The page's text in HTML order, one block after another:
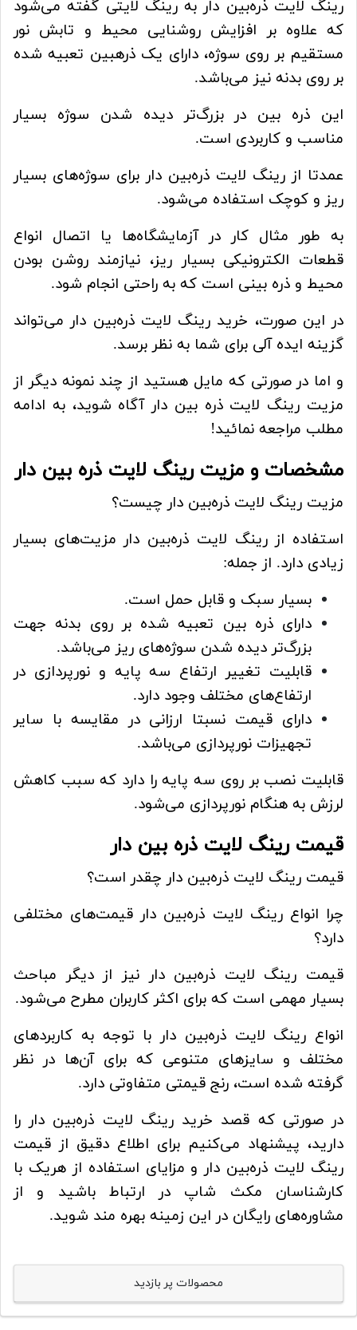
رینگ لایت ذره‌بین دار به رینگ لایتی گفته می‌شود
که علاوه بر افزایش روشنایی محیط و تابش نور
مستقیم بر روی سوژه، دارای یک ذره‎بین تعبیه شده
بر روی بدنه نیز می‌باشد.
این ذره بین در بزرگ‌تر دیده شدن سوژه بسیار
مناسب و کاربردی است.
عمدتا از رینگ لایت ذره‌بین دار برای سوژه‌های بسیار
ریز و کوچک استفاده می‌شود.
به طور مثال کار در آزمایشگاه‌ها یا اتصال انواع
قطعات الکترونیکی بسیار ریز، نیازمند روشن بودن
محیط و ذره بینی است که به راحتی انجام شود.
در این صورت، خرید رینگ لایت ذره‌بین دار می‌تواند
گزینه ایده آلی برای شما به نظر برسد.
و اما در صورتی که مایل هستید از چند نمونه دیگر از
مزیت رینگ لایت ذره بین دار آگاه شوید، به ادامه
مطلب مراجعه نمائید!
مشخصات و مزیت رینگ لایت ذره بین دار
مزیت رینگ لایت ذره‌بین دار چیست؟
استفاده از رینگ لایت ذره‌بین دار مزیت‌های بسیار
زیادی دارد. از جمله:
بسیار سبک و قابل حمل است.
دارای ذره بین تعبیه شده بر روی بدنه جهت
بزرگ‌تر دیده شدن سوژه‌های ریز می‌باشد.
قابلیت تغییر ارتفاع سه پایه و نورپردازی در
ارتفاع‌های مختلف وجود دارد.
دارای قیمت نسبتا ارزانی در مقایسه با سایر
تجهیزات نورپردازی می‌باشد.
قابلیت نصب بر روی سه پایه را دارد که سبب کاهش
لرزش به هنگام نورپردازی می‌شود.
قیمت رینگ لایت ذره بین دار
قیمت رینگ لایت ذره‌بین دار چقدر است؟
چرا انواع رینگ لایت ذره‌بین دار قیمت‌های مختلفی
دارد؟
قیمت رینگ لایت ذره‌بین دار نیز از دیگر مباحث
بسیار مهمی است که برای اکثر کاربران مطرح می‌شود.
انواع رینگ لایت ذره‌بین دار با توجه به کاربردهای
مختلف و سایزهای متنوعی که برای آن‌ها در نظر
گرفته شده است، رنج قیمتی متفاوتی دارد.
در صورتی که قصد خرید رینگ لایت ذره‌بین دار را
دارید، پیشنهاد می‌کنیم برای اطلاع دقیق از قیمت
رینگ لایت ذره‌بین دار و مزایای استفاده از هریک با
کارشناسان مکث شاپ در ارتباط باشید و از
مشاوره‌های رایگان در این زمینه بهره مند شوید.
محصولات پر بازدید